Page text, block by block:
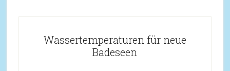
Wassertemperaturen für neue
Badeseen